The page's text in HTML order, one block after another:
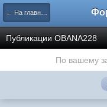
← На главную
Публикации OBANA228
По вашему